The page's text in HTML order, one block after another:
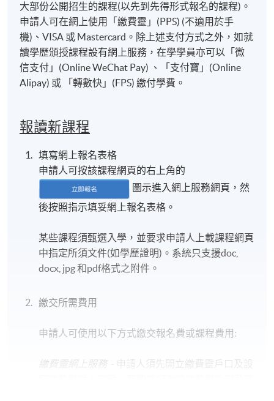
大部份公開招生的課程(以先到先得形式報名的課程)。
申請人可在網上使用「繳費靈」(PPS) (不適用於手
機)、VISA 或 Mastercard。除上述支付方式之外，如就
讀學歷頒授課程設有網上服務，在學學員亦可以「微
信支付」(Online WeChat Pay) 、「支付寶」(Online
Alipay) 或 「轉數快」(FPS) 繳付學費。
報讀新課程
填寫網上報名表格
申請人可按該課程網頁的右上角的
圖示進入網上服務網頁，然
後按照指示填妥網上報名表格。
某些課程須甄選入學，並要求申請人上載課程網頁
中指定所須文件(如學歷證明)。系統只支援doc,
docx, jpg 和pdf格式之附件。
繳交所需費用
申請人可使用以下方式繳交報名費或課程費用:
繳費靈網上服務
- 申請人須先開立繳費靈戶口及設